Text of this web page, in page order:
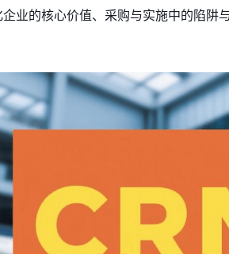
业的核心价值、采购与实施中的陷阱